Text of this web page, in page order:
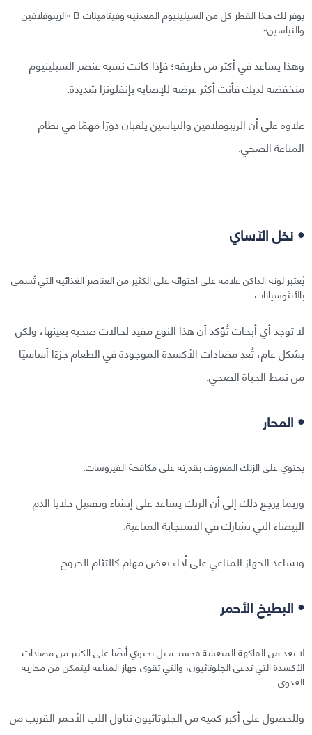
يوفر لك هذا الفطر كل من السيلينيوم المعدنية وفيتامينات B «الريبوفلافين
والنياسين».
وهذا يساعد في أكثر من طريقة؛ فإذا كانت نسبة عنصر السيلينيوم
منخفضة لديك فأنت أكثر عرضة للإصابة بإنفلونزا شديدة.
علاوة على أن الريبوفلافين والنياسين يلعبان دورًا مهمًا في نظام
المناعة الصحي.
• نخل الآساي
يُعتبر لونه الداكن علامة على احتوائه على الكثير من العناصر الغذائية التي تُسمى
بالأنثوسيانات.
لا توجد أي أبحاث تُؤكد أن هذا النوع مفيد لحالات صحية بعينها، ولكن
بشكل عام، تُعد مضادات الأكسدة الموجودة في الطعام جزءًا أساسيًا
من نمط الحياة الصحي.
• المحار
يحتوي على الزنك المعروف بقدرته على مكافحة الفيروسات.
وربما يرجع ذلك إلى أن الزنك يساعد على إنشاء وتفعيل خلايا الدم
البيضاء التي تشارك في الاستجابة المناعية.
ويساعد الجهاز المناعي على أداء بعض مهام كالتئام الجروح.
• البطيخ الأحمر
لا يعد من الفاكهة المنعشة فحسب، بل يحتوي أيضًا على الكثير من مضادات
الأكسدة التي تدعى الجلوتاثيون، والتي تقوي جهاز المناعة ليتمكن من محاربة
العدوى.
وللحصول على أكبر كمية من الجلوتاثيون تناول اللب الأحمر القريب من